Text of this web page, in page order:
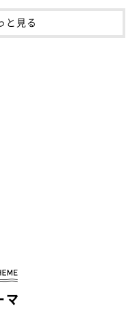
ただいたうえで制作してい
と見る
マ